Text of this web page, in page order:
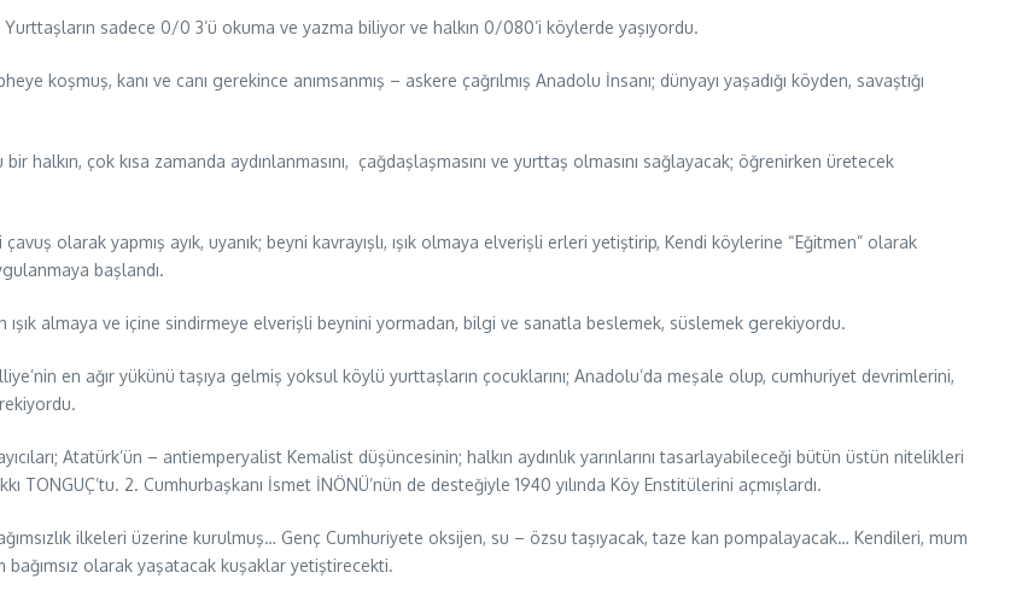
Yurttaşların sadece 0/0 3’ü okuma ve yazma biliyor ve halkın 0/080’i köylerde yaşıyordu.
koşmuş, kanı ve canı gerekince anımsanmış – askere çağrılmış Anadolu İnsanı; dünyayı yaşadığı köyden, savaştığı
halkın, çok kısa zamanda aydınlanmasını, çağdaşlaşmasını ve yurttaş olmasını sağlayacak; öğrenirken üretecek
olarak yapmış ayık, uyanık; beyni kavrayışlı, ışık olmaya elverişli erleri yetiştirip, Kendi köylerine “Eğitmen” olarak
başlandı.
ışık almaya ve içine sindirmeye elverişli beynini yormadan, bilgi ve sanatla beslemek, süslemek gerekiyordu.
en ağır yükünü taşıya gelmiş yoksul köylü yurttaşların çocuklarını; Anadolu’da meşale olup, cumhuriyet devrimlerini,
Atatürk’ün – antiemperyalist Kemalist düşüncesinin; halkın aydınlık yarınlarını tasarlayabileceği bütün üstün nitelikleri
2. Cumhurbaşkanı İsmet İNÖNÜ’nün de desteğiyle 1940 yılında Köy Enstitülerini açmışlardı.
ilkeleri üzerine kurulmuş… Genç Cumhuriyete oksijen, su – özsu taşıyacak, taze kan pompalayacak… Kendileri, mum
bağımsız olarak yaşatacak kuşaklar yetiştirecekti.